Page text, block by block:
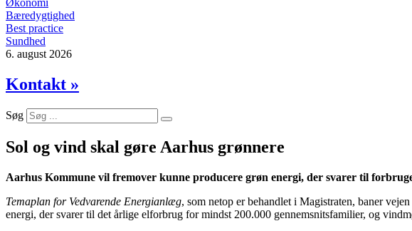
Økonomi
Bæredygtighed
Best practice
Sundhed
6. august 2026
Kontakt »
Søg
Sol og vind skal gøre Aarhus grønnere
Aarhus Kommune vil fremover kunne producere grøn energi, der svarer til
Temaplan for Vedvarende Energianlæg, som netop er behandlet i Magistraten, baner
energi, der svarer til det årlige elforbrug for mindst 200.000 gennemsnitsfamilier, og